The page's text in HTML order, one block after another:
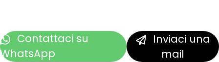
Contattaci su
WhatsApp
mail